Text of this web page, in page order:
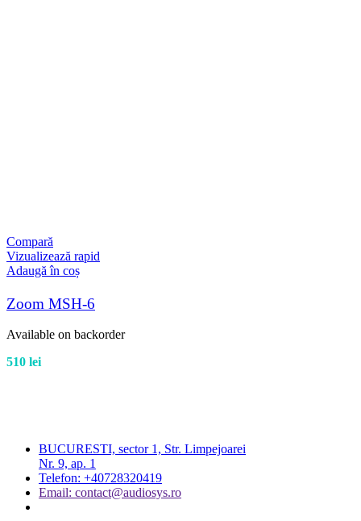
Compară
Vizualizează rapid
Adaugă în coș
Zoom MSH-6
Available on backorder
510 lei
BUCURESTI, sector 1, Str. Limpejoarei
Nr. 9, ap. 1
Telefon: +40728320419
Email: contact@audiosys.ro